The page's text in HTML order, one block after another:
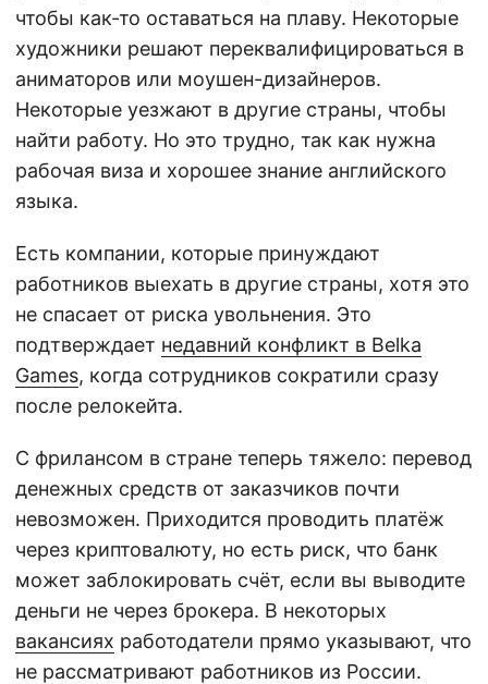
чтобы как-то оставаться на плаву. Некоторые
художники решают переквалифицироваться в
аниматоров или моушен-дизайнеров.
Некоторые уезжают в другие страны, чтобы
найти работу. Но это трудно, так как нужна
рабочая виза и хорошее знание английского
языка.
Есть компании, которые принуждают
работников выехать в другие страны, хотя это
не спасает от риска увольнения. Это
подтверждает недавний конфликт в Belka
Games, когда сотрудников сократили сразу
после релокейта.
С фрилансом в стране теперь тяжело: перевод
денежных средств от заказчиков почти
невозможен. Приходится проводить платёж
через криптовалюту, но есть риск, что банк
может заблокировать счёт, если вы выводите
деньги не через брокера. В некоторых
вакансиях работодатели прямо указывают, что
не рассматривают работников из России.